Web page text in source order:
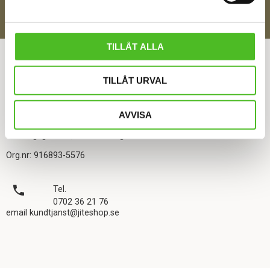
TILLÅT ALLA
TILLÅT URVAL
AVVISA
ÅNGRA DITT KÖP
KONTAKTA OSS
JITE TRYCK O PRESENTREKLAM HB
Ekebergsgatan 1, 516 93 Rångedala
Org.nr: 916893-5576
local_phone
Tel.
0702 36 21 76
email kundtjanst@jiteshop.se